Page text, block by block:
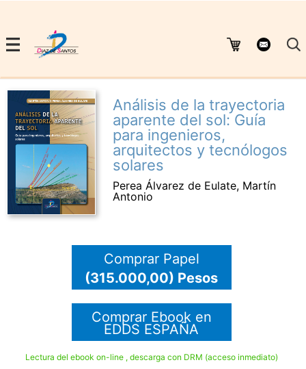
Análisis de la trayectoria
aparente del sol: Guía
para ingenieros,
arquitectos y tecnólogos
solares
Perea Álvarez de Eulate, Martín
Antonio
Comprar Papel
(315.000,00) Pesos
Comprar Ebook en
EDDS ESPAÑA
Lectura del ebook on-line , descarga con DRM (acceso inmediato)